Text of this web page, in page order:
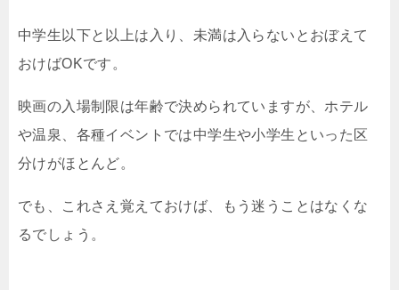
中学生以下と以上は入り、未満は入らないとおぼえて
おけばOKです。
映画の入場制限は年齢で決められていますが、ホテル
や温泉、各種イベントでは中学生や小学生といった区
分けがほとんど。
でも、これさえ覚えておけば、もう迷うことはなくな
るでしょう。